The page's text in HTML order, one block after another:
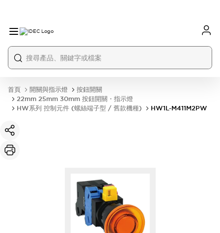
首頁 開關與指示燈
按鈕開關
22mm 25mm 30mm 按鈕開關・指示燈
HW系列 控制元件 (螺絲端子型 / 舊款機種)
HW1L-M411M2PW